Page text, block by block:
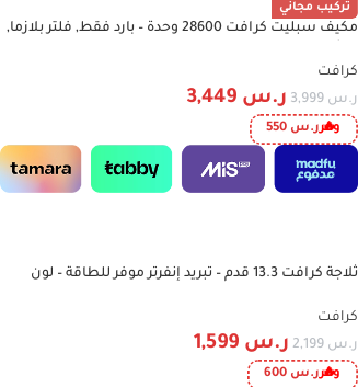
تركيب مجاني
-14%
مكيف سبليت كرافت 28600 وحدة – بارد فقط, فلتر بلازما,
كرافت
ر.س 3,999 ر.س 3,449
وفرر.س
-27%
ثلاجة كرافت 13.3 قدم – تبريد إنفرتر موفر للطاقة – لون
كرافت
ر.س 2,199 ر.س 1,599
وفرر.س